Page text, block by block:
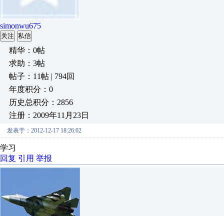
simonwu675
关注 私信
精华：0帖
求助：3帖
帖子：11帖 | 794回
年度积分：0
历史总积分：2856
注册：2009年11月23日
发表于：2012-12-17 18:26:02
学习
回复 引用 举报